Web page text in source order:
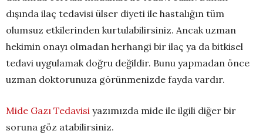
dışında ilaç tedavisi ülser diyeti ile hastalığın tüm
olumsuz etkilerinden kurtulabilirsiniz. Ancak uzman
hekimin onayı olmadan herhangi bir ilaç ya da bitkisel
tedavi uygulamak doğru değildir. Bunu yapmadan önce
uzman doktorunuza görünmenizde fayda vardır.
Mide Gazı Tedavisi yazımızda mide ile ilgili diğer bir
soruna göz atabilirsiniz.